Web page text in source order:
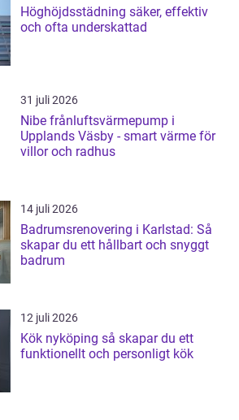
Höghöjdsstädning säker, effektiv
och ofta underskattad
31 juli 2026
Nibe frånluftsvärmepump i
Upplands Väsby - smart värme för
villor och radhus
14 juli 2026
Badrumsrenovering i Karlstad: Så
skapar du ett hållbart och snyggt
badrum
12 juli 2026
Kök nyköping så skapar du ett
funktionellt och personligt kök